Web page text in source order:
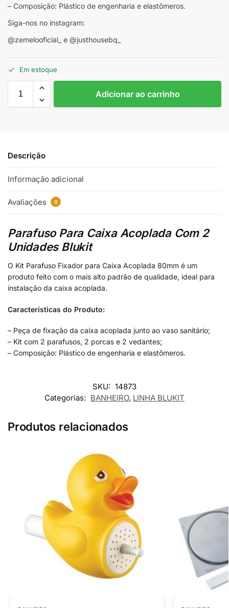
– Composição: Plástico de engenharia e elastômeros.
Siga-nos no instagram:
@zemelooficial_ e @justhousebq_
Em estoque
Adicionar ao carrinho
Descrição
Informação adicional
Avaliações 0
Parafuso Para Caixa Acoplada Com 2
Unidades Blukit
O Kit Parafuso Fixador para Caixa Acoplada 80mm é um
produto feito com o mais alto padrão de qualidade, ideal para
instalação da caixa acoplada.
Características do Produto:
– Peça de fixação da caixa acoplada junto ao vaso sanitário;
– Kit com 2 parafusos, 2 porcas e 2 vedantes;
– Composição: Plástico de engenharia e elastômeros.
SKU: 14873
Categorias: BANHEIRO, LINHA BLUKIT
Produtos relacionados